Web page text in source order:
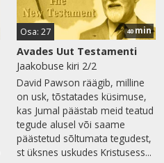
40min
Osa: 27
Avades Uut Testamenti
Jaakobuse kiri 2/2
David Pawson räägib, milline
on usk, tõstatades küsimuse,
kas Jumal päästab meid teatud
tegude alusel või saame
päästetud sõltumata tegudest,
st üksnes uskudes Kristusess...